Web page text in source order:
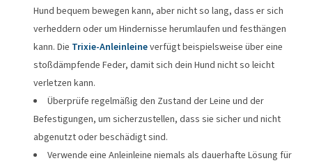
Hund bequem bewegen kann, aber nicht so lang, dass er sich
verheddern oder um Hindernisse herumlaufen und festhängen
kann. Die Trixie-Anleinleineverfügt beispielsweise über eine
stoßdämpfende Feder, damit sich dein Hund nicht so leicht
verletzen kann.
Überprüfe regelmäßig den Zustand der Leine und der
Befestigungen, um sicherzustellen, dass sie sicher und nicht
abgenutzt oder beschädigt sind.
Verwende eine Anleinleine niemals als dauerhafte Lösung für